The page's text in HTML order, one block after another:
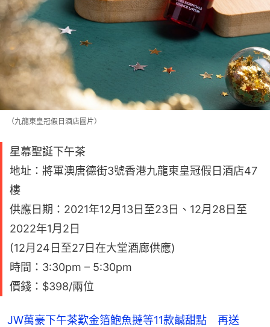
（九龍東皇冠假日酒店圖片）
星幕聖誕下午茶
地址：將軍澳唐德街3號香港九龍東皇冠假日酒店47
樓
供應日期：2021年12月13日至23日、12月28日至
2022年1月2日
(12月24日至27日在大堂酒廊供應)
時間：3:30pm – 5:30pm
價錢：$398/兩位
JW萬豪下午茶歎金箔鮑魚撻等11款鹹甜點 再送